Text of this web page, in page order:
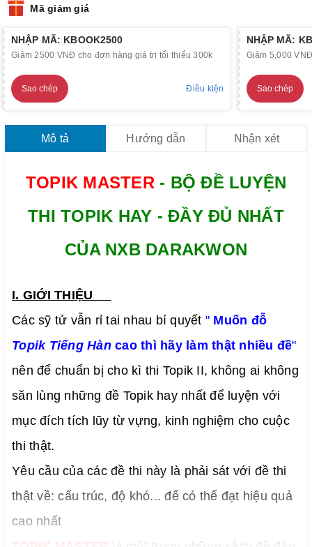
Mã giảm giá
NHẬP MÃ: KBOOK2500
Giảm 2500 VNĐ cho đơn hàng giá trị tối thiểu 300k
Sao chép Điều kiện
NHẬP MÃ:
Giảm 5,000
Sao chép
Mô tả Hướng dẫn Nhận xét
TOPIK MASTER - BỘ ĐỀ LUYỆN
THI TOPIK HAY - ĐẦY ĐỦ NHẤT
CỦA NXB DARAKWON
I. GIỚI THIỆU
Các sỹ tử vẫn rỉ tai nhau bí quyết " Muốn đỗ
Topik Tiếng Hàncao thì hãy làm thật nhiều đề"
nên để chuẩn bị cho kì thi Topik II, không ai không
săn lùng những đề Topik hay nhất để luyện với
mục đích tích lũy từ vựng, kinh nghiệm cho cuộc
thi thật.
Yêu cầu của các đề thi này là phải sát với đề thi
thật về: cấu trúc, độ khó... để có thể đạt hiệu quả
cao nhất